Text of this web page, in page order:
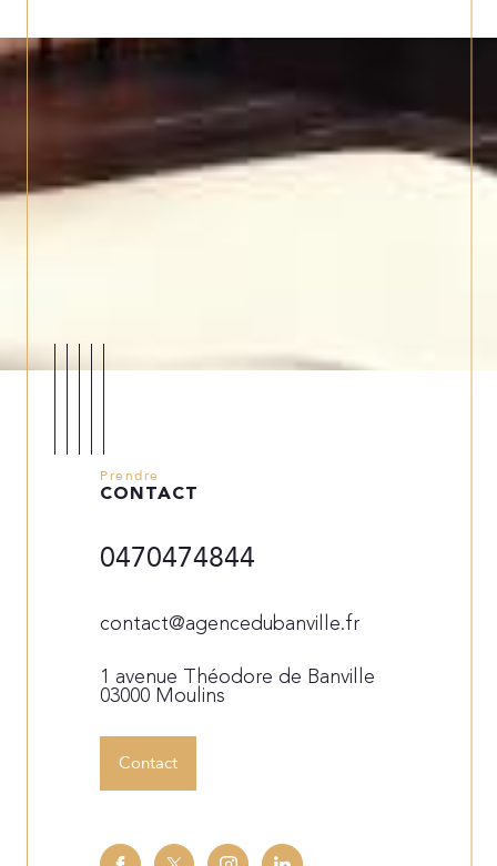
Prendre
CONTACT
0470474844
contact@agencedubanville.fr
1 avenue Théodore de Banville
03000 Moulins
Contact